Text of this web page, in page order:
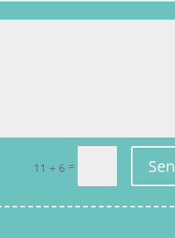
11 + 6 =